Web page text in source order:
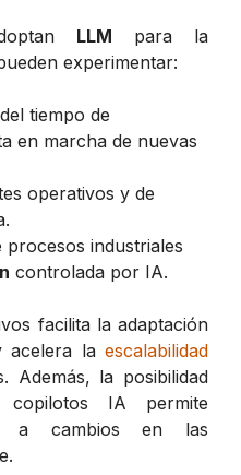
LLM para la
experimentar:
tiempo de
en marcha de nuevas
operativos y de
procesos industriales
controlada por IA.
facilita la adaptación
acelera la escalabilidad
Además, la posibilidad
copilotos IA permite
a cambios en las